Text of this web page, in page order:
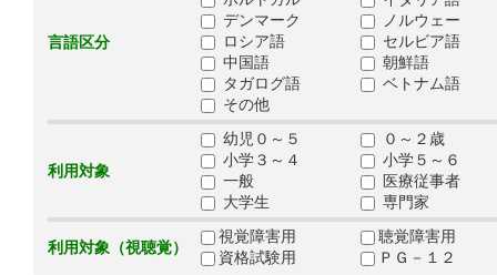
言語区分
デンマーク
ノルウェー
ロシア語
セルビア語
中国語
朝鮮語
タガログ語
ベトナム語
その他
利用対象
幼児０～５
０～２歳
小学３～４
小学５～６
一般
医療従事者
大学生
専門家
利用対象（視聴覚）
視覚障害用
聴覚障害用
資格試験用
ＰＧ－１２